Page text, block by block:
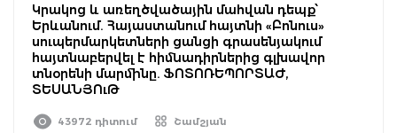
Կրակոց և առեղծվածային մահվան դեպք՝
Երևանում. Հայաստանում հայտնի «Բոնուս»
սուպերմարկետների ցանցի գրասենյակում
հայտնաբերվել է հիմնադիրներից գլխավոր
տնօրենի մարմինը. ՖՈՏՈՌԵՊՈՐՏԱԺ,
ՏԵՍԱՆՅՈւԹ
43972 դիտում Շամշյան